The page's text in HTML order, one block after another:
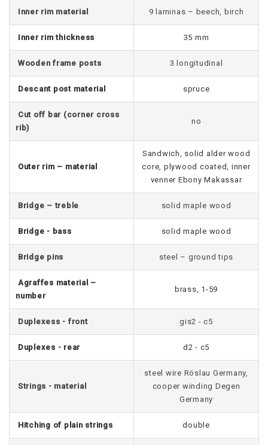
Inner rim material 9 laminas – beech, birch
Inner rim thickness 35 mm
Wooden frame posts 3 longitudinal
Descant post material spruce
Cut off bar (corner cross
rib)
no
Outer rim – material
Sandwich, solid alder wood
core, plywood coated, inner
venner Ebony Makassar
Bridge – treble solid maple wood
Bridge - bass solid maple wood
Bridge pins steel – ground tips
Agraffes material –
number
brass, 1-59
Duplexess - front gis2 - c5
Duplexes - rear d2 - c5
Strings - material
steel wire Röslau Germany,
cooper winding Degen
Germany
Hitching of plain strings double